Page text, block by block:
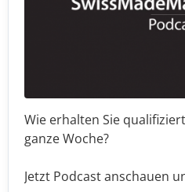
Wie erhalten Sie
ganze Woche?
Jetzt Podcast anschauen